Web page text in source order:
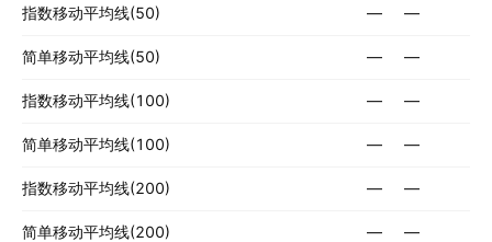
指数移动平均线(50) — —
简单移动平均线(50) — —
指数移动平均线(100) — —
简单移动平均线(100) — —
指数移动平均线(200) — —
简单移动平均线(200) — —